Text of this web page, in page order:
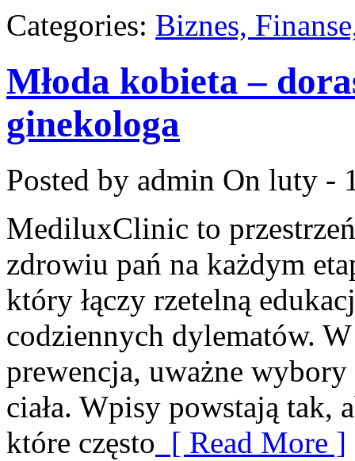
Categories: Biznes,
Młoda kobieta –
ginekologa
Posted by admin On luty -
MediluxClinic to
zdrowiu pań na każdym
który łączy rzetelną
codziennych dylematów.
prewencja, uważne wybory
ciała. Wpisy powstają tak,
które często [ Read More ]